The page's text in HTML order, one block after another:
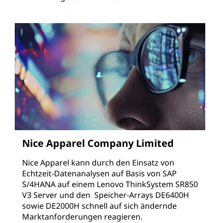
Nice Apparel Company Limited
Nice Apparel kann durch den Einsatz von
Echtzeit-Datenanalysen auf Basis von SAP
S/4HANA auf einem Lenovo ThinkSystem SR850
V3 Server und den Speicher-Arrays DE6400H
sowie DE2000H schnell auf sich ändernde
Marktanforderungen reagieren.